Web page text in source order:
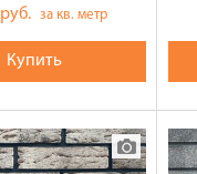
руб.за кв. метр
Купить